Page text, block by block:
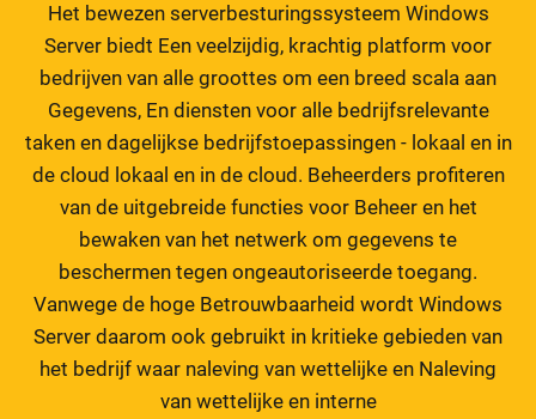
Het bewezen serverbesturingssysteem Windows
Server biedt Een veelzijdig, krachtig platform voor
bedrijven van alle groottes om een breed scala aan
Gegevens, En diensten voor alle bedrijfsrelevante
taken en dagelijkse bedrijfstoepassingen - lokaal en in
de cloud lokaal en in de cloud. Beheerders profiteren
van de uitgebreide functies voor Beheer en het
bewaken van het netwerk om gegevens te
beschermen tegen ongeautoriseerde toegang.
Vanwege de hoge Betrouwbaarheid wordt Windows
Server daarom ook gebruikt in kritieke gebieden van
het bedrijf waar naleving van wettelijke en Naleving
van wettelijke en interne